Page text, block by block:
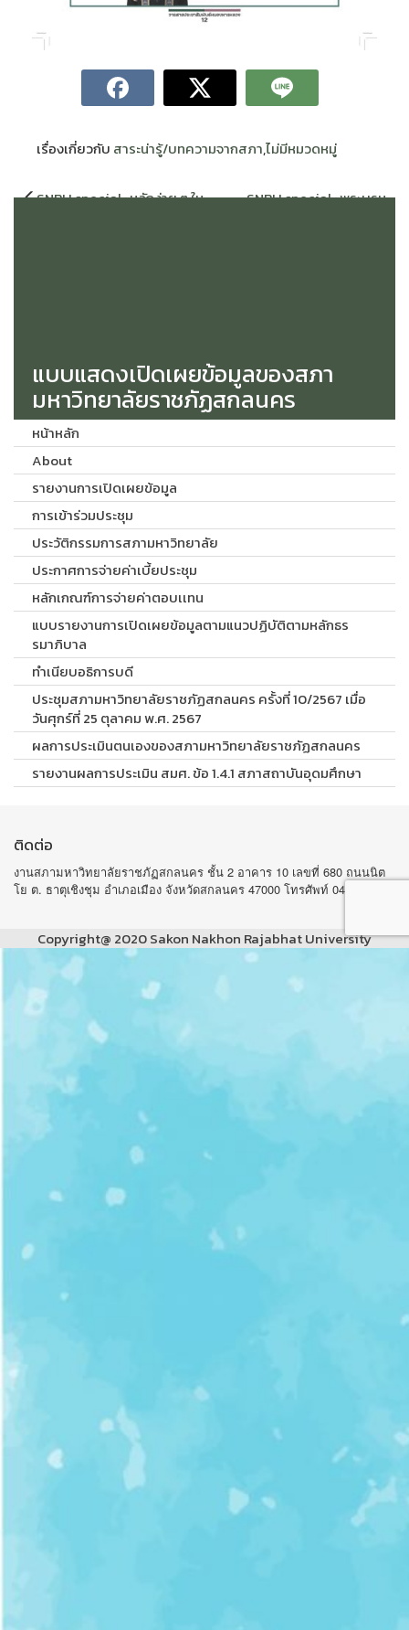
เรื่องเกี่ยวกับ สาระน่ารู้/บทความจากสภา,ไม่มีหมวดหมู่
แนะแนว
SNRU special : หลักง่าย ๆ ใน
SNRU special : พระบรม
แบบแสดงเปิดเผยข้อมูลของสภา
มหาวิทยาลัยราชภัฏสกลนคร
หน้าหลัก
About
รายงานการเปิดเผยข้อมูล
การเข้าร่วมประชุม
ประวัติกรรมการสภามหาวิทยาลัย
ประกาศการจ่ายค่าเบี้ยประชุม
หลักเกณฑ์การจ่ายค่าตอบเเทน
แบบรายงานการเปิดเผยข้อมูลตามแนวปฏิบัติตามหลักธร
รมาภิบาล
ทำเนียบอธิการบดี
ประชุมสภามหาวิทยาลัยราชภัฏสกลนคร ครั้งที่ 10/2567 เมื่อ
วันศุกร์ที่ 25 ตุลาคม พ.ศ. 2567
ผลการประเมินตนเองของสภามหาวิทยาลัยราชภัฏสกลนคร
รายงานผลการประเมิน สมศ. ข้อ 1.4.1 สภาสถาบันอุดมศึกษา
ติดต่อ
งานสภามหาวิทยาลัยราชภัฏสกลนคร ชั้น 2 อาคาร 10 เลขที่ 680 ถนนนิต
โย ต. ธาตุเชิงชุม อำเภอเมือง จังหวัดสกลนคร 47000 โทรศัพท์ 042-970105
Copyright@ 2020 Sakon Nakhon Rajabhat University